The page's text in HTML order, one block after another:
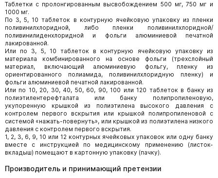
Таблетки с пролонгированным высвобождением 500 мг, 750 мг и
1000 мг.
По 3, 5, 10 таблеток в контурную ячейковую упаковку из пленки
поливинилхлоридной, либо пленки поливинилхлоридной/
поливинилиденхлоридной и фольги алюминиевой печатной
лакированной.
Или по 3, 5, 10 таблеток в контурную ячейковую упаковку из
материала комбинированного на основе фольги (трехслойный
материал, включающий алюминиевую фольгу, пленку из
ориентированного полиамида, поливинилхлоридную пленку) и
фольги алюминиевой печатной лакированной.
Или по 10, 20, 30, 40, 50, 60, 90, 100 или 120 таблеток в банку из
полиэтилентерефталата или банку полипропиленовую,
укупоренную крышкой из полиэтилена высокого давления с
контролем первого вскрытия или крышкой полипропиленовой с
системой «нажать-повернуть», или крышкой из полиэтилена низкого
давления с контролем первого вскрытия.
1, 2, 3, 6, 9, 10 или 12 контурных ячейковых упаковок или одну банку
вместе с инструкцией по медицинскому применению (листок-
вкладыш) помещают в картонную упаковку (пачку).
Производитель и принимающий претензии